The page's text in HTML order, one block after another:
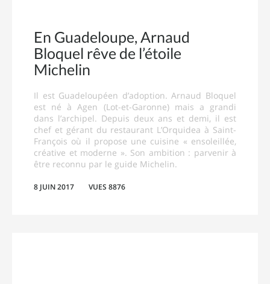
En Guadeloupe, Arnaud
Bloquel rêve de l’étoile
Michelin
Il est Guadeloupéen d’adoption. Arnaud Bloquel
est né à Agen (Lot-et-Garonne) mais a grandi
dans l’archipel. Depuis deux ans et demi, il est
chef et gérant du restaurant L’Orquidea à Saint-
François où il propose une cuisine « ensoleillée,
créative et moderne ». Son ambition : parvenir à
être reconnu par le guide Michelin.
8 JUIN 2017 VUES 8876